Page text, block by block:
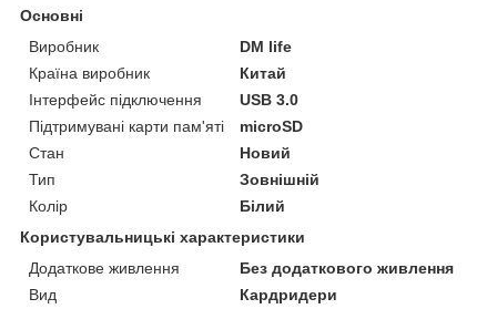
Основні
Виробник
DM life
Країна виробник
Китай
Інтерфейс підключення
USB 3.0
Підтримувані карти пам'яті
microSD
Стан
Новий
Тип
Зовнішній
Колір
Білий
Користувальницькі характеристики
Додаткове живлення
Без додаткового живлення
Вид
Кардридери